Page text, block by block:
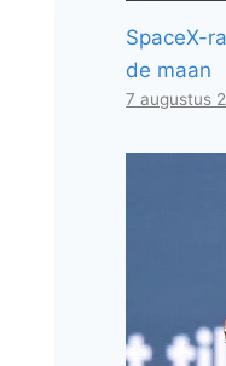
SpaceX-
de maan
7 augustus